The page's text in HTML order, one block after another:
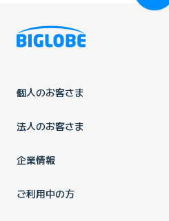
個人のお客さま
法人のお客さま
企業情報
ご利用中の方